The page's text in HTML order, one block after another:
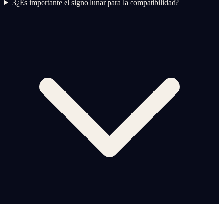
3¿Es importante el signo lunar para la compatibilidad?